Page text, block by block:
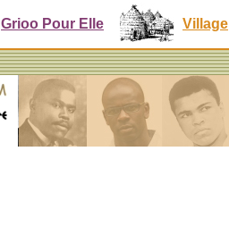
Grioo Pour Elle Village